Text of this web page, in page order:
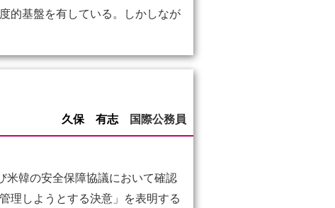
的基盤を有している。しかしなが
久保 有志 国際公務員
韓の安全保障協議において確認
理しようとする決意」を表明する